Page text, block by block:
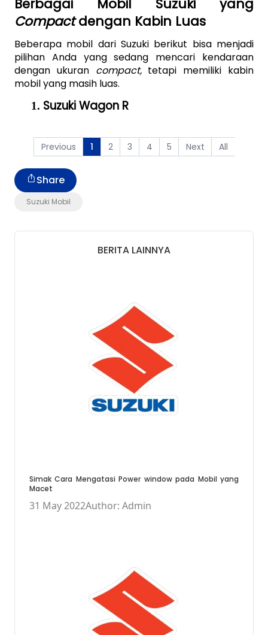
Compact dengan Kabin Luas
Beberapa mobil dari Suzuki berikut bisa menjadi
pilihan Anda yang sedang mencari kendaraan
dengan ukuran compact, tetapi memiliki kabin
mobil yang masih luas.
Suzuki Wagon R
Previous 1 2 3 4 5 Next All
Suzuki Mobil
Share
BERITA LAINNYA
Simak Cara Mengatasi Power window pada Mobil yang
Macet
31 May 2022Author: Admin